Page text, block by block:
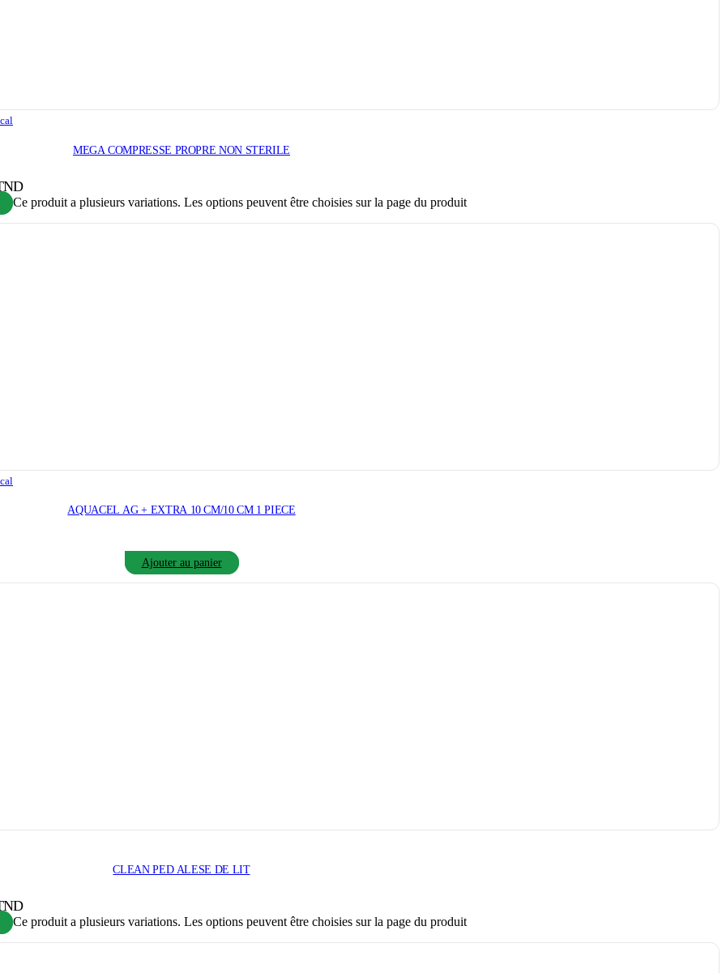
MEGA COMPRESSE PROPRE NON STERILE
Ce produit a plusieurs variations. Les options peuvent être choisies sur la page du produit
AQUACEL AG + EXTRA 10 CM/10 CM 1 PIECE
Ajouter au panier
CLEAN PED ALESE DE LIT
Ce produit a plusieurs variations. Les options peuvent être choisies sur la page du produit